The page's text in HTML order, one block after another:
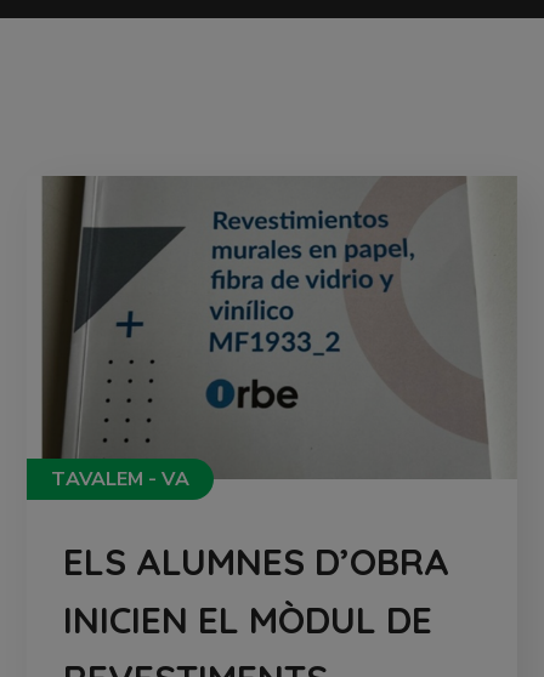
TAVALEM - VA
ELS ALUMNES D’OBRA
INICIEN EL MÒDUL DE